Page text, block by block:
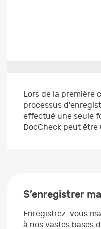
Lors de la première
processus
effectué une seule
DocCheck peut être
S’enregistrer
Enregistrez-vous
à nos vastes bases